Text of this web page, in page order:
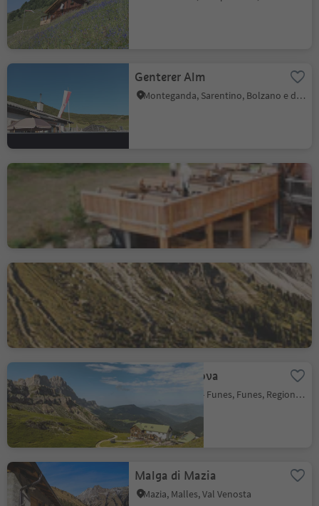
Genterer Alm
Monteganda, Sarentino, Bolzano e dintorni
Pertinger Alm
Terento, Bressanone e dintorni
Malga Gampen
S. Maddalena - Funes, Funes, Regione dolomitica Luson Val di Funes
Rifugio Genova
S. Maddalena - Funes, Funes, Regione dolomitica Luson Val di Funes
Malga di Mazia
Mazia, Malles, Val Venosta